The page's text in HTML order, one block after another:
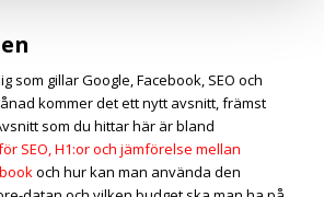
som gillar Google, Facebook, SEO och
kommer det ett nytt avsnitt, främst
som du hittar här är bland
SEO, H1:or och jämförelse mellan
och hur kan man använda den